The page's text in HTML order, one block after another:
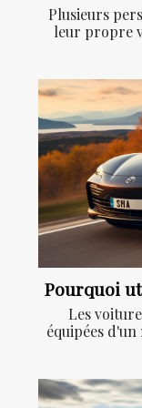
Plusieurs
leur propre
Pourquoi
Les
équipées